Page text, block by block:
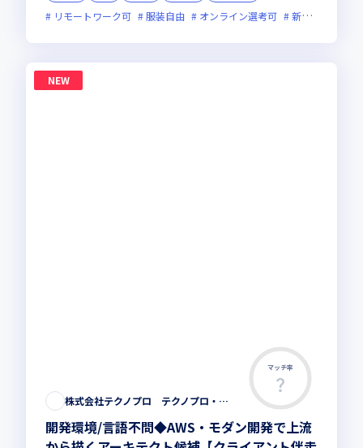
リモートワーク可
服装自由 オンライン選考可 新技術に積極的
NEW
マッチ率
株式会社テクノプロ テクノプロ・エンジニアリング社
開発環境/言語不問◆AWS・モダン開発で上流